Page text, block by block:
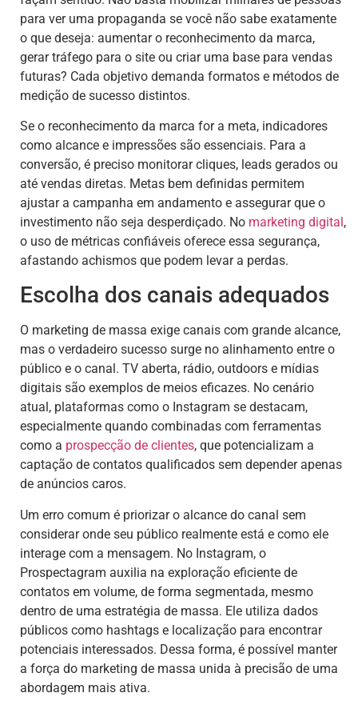
para ver uma propaganda se você não sabe exatamente
o que deseja: aumentar o reconhecimento da marca,
gerar tráfego para o site ou criar uma base para vendas
futuras? Cada objetivo demanda formatos e métodos de
medição de sucesso distintos.
Se o reconhecimento da marca for a meta, indicadores
como alcance e impressões são essenciais. Para a
conversão, é preciso monitorar cliques, leads gerados ou
até vendas diretas. Metas bem definidas permitem
ajustar a campanha em andamento e assegurar que o
investimento não seja desperdiçado. No marketing digital,
o uso de métricas confiáveis oferece essa segurança,
afastando achismos que podem levar a perdas.
Escolha dos canais adequados
O marketing de massa exige canais com grande alcance,
mas o verdadeiro sucesso surge no alinhamento entre o
público e o canal. TV aberta, rádio, outdoors e mídias
digitais são exemplos de meios eficazes. No cenário
atual, plataformas como o Instagram se destacam,
especialmente quando combinadas com ferramentas
como a prospecção de clientes, que potencializam a
captação de contatos qualificados sem depender apenas
de anúncios caros.
Um erro comum é priorizar o alcance do canal sem
considerar onde seu público realmente está e como ele
interage com a mensagem. No Instagram, o
Prospectagram auxilia na exploração eficiente de
contatos em volume, de forma segmentada, mesmo
dentro de uma estratégia de massa. Ele utiliza dados
públicos como hashtags e localização para encontrar
potenciais interessados. Dessa forma, é possível manter
a força do marketing de massa unida à precisão de uma
abordagem mais ativa.